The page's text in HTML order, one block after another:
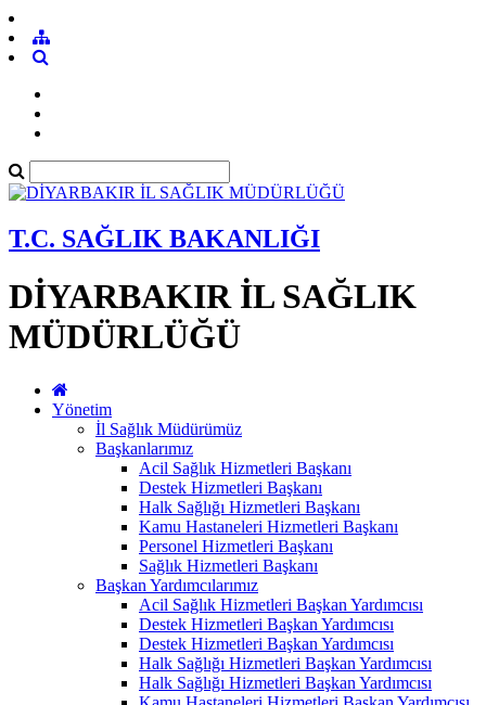
T.C. SAĞLIK BAKANLIĞI
DİYARBAKIR İL SAĞLIK
MÜDÜRLÜĞÜ
Yönetim
İl Sağlık Müdürümüz
Başkanlarımız
Acil Sağlık Hizmetleri Başkanı
Destek Hizmetleri Başkanı
Halk Sağlığı Hizmetleri Başkanı
Kamu Hastaneleri Hizmetleri Başkanı
Personel Hizmetleri Başkanı
Sağlık Hizmetleri Başkanı
Başkan Yardımcılarımız
Acil Sağlık Hizmetleri Başkan Yardımcısı
Destek Hizmetleri Başkan Yardımcısı
Destek Hizmetleri Başkan Yardımcısı
Halk Sağlığı Hizmetleri Başkan Yardımcısı
Halk Sağlığı Hizmetleri Başkan Yardımcısı